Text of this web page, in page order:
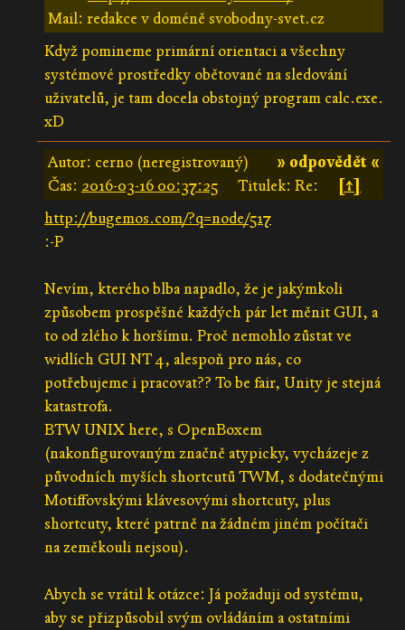
Mail: redakce v doméně svobodny-svet.cz
Když pomineme primární orientaci a všechny
systémové prostředky obětované na sledování
uživatelů, je tam docela obstojný program calc.exe.
xD
» odpovědět «
Autor: cerno (neregistrovaný)
Čas: 2016-03-16 00:37:25 Titulek: Re:
[↑]
http://bugemos.com/?q=node/517
:-P
Nevím, kterého blba napadlo, že je jakýmkoli
způsobem prospěšné každých pár let měnit GUI, a
to od zlého k horšímu. Proč nemohlo zůstat ve
widlích GUI NT 4, alespoň pro nás, co
potřebujeme i pracovat?? To be fair, Unity je stejná
katastrofa.
BTW UNIX here, s OpenBoxem
(nakonfigurovaným značně atypicky, vycházeje z
původních myších shortcutů TWM, s dodatečnými
Motiffovskými klávesovými shortcuty, plus
shortcuty, které patrně na žádném jiném počítači
na zeměkouli nejsou).
Abych se vrátil k otázce: Já požaduji od systému,
aby se přizpůsobil svým ovládáním a ostatními